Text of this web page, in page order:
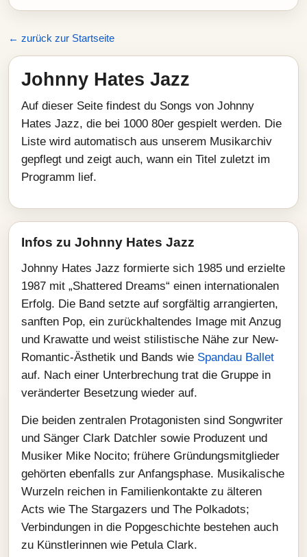
← zurück zur Startseite
Johnny Hates Jazz
Auf dieser Seite findest du Songs von Johnny
Hates Jazz, die bei 1000 80er gespielt werden. Die
Liste wird automatisch aus unserem Musikarchiv
gepflegt und zeigt auch, wann ein Titel zuletzt im
Programm lief.
Infos zu Johnny Hates Jazz
Johnny Hates Jazz formierte sich 1985 und erzielte
1987 mit „Shattered Dreams“ einen internationalen
Erfolg. Die Band setzte auf sorgfältig arrangierten,
sanften Pop, ein zurückhaltendes Image mit Anzug
und Krawatte und weist stilistische Nähe zur New-
Romantic-Ästhetik und Bands wie Spandau Ballet
auf. Nach einer Unterbrechung trat die Gruppe in
veränderter Besetzung wieder auf.
Die beiden zentralen Protagonisten sind Songwriter
und Sänger Clark Datchler sowie Produzent und
Musiker Mike Nocito; frühere Gründungsmitglieder
gehörten ebenfalls zur Anfangsphase. Musikalische
Wurzeln reichen in Familienkontakte zu älteren
Acts wie The Stargazers und The Polkadots;
Verbindungen in die Popgeschichte bestehen auch
zu Künstlerinnen wie Petula Clark.